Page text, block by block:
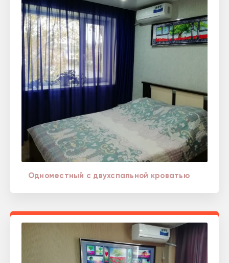
Одноместный с двухспальной кроватью